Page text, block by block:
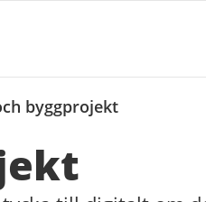
byggprojekt